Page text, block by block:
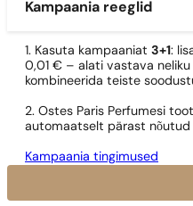
Kampaania reeglid
1. Kasuta kampaaniat 3+1:
0,01 € – alati vastava
kombineerida teiste
2. Ostes Paris Perfumesi
automaatselt pärast
Kampaania tingimused